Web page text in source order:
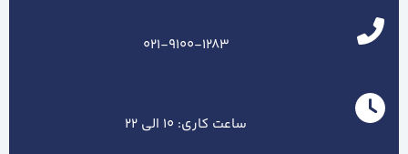
021-9100-1283
ساعت کاری: 10 الی 22